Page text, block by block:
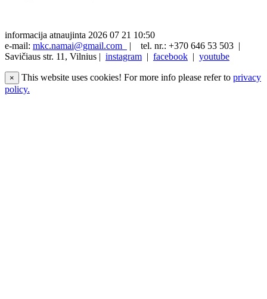
informacija atnaujinta 2026 07 21 10:50
e-mail: mkc.namai@gmail.com |
tel. nr.: +370 646 53 503 |
Savičiaus str. 11, Vilnius | instagram | facebook | youtube
× This website uses cookies! For more info please refer to privacy
policy.